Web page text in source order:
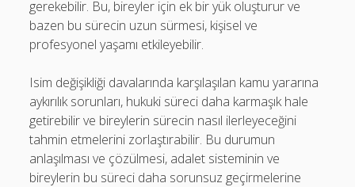
gerekebilir. Bu, bireyler için ek bir yük oluşturur ve
bazen bu sürecin uzun sürmesi, kişisel ve
profesyonel yaşamı etkileyebilir.
Isim değişikliği davalarında karşılaşılan kamu yararına
aykırılık sorunları, hukuki süreci daha karmaşık hale
getirebilir ve bireylerin sürecin nasıl ilerleyeceğini
tahmin etmelerini zorlaştırabilir. Bu durumun
anlaşılması ve çözülmesi, adalet sisteminin ve
bireylerin bu süreci daha sorunsuz geçirmelerine